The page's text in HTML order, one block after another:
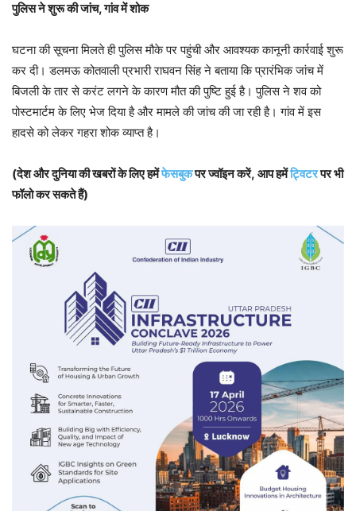
पुलिस ने शुरू की जांच, गांव में शोक
घटना की सूचना मिलते ही पुलिस मौके पर पहुंची और आवश्यक कानूनी कार्रवाई शुरू
कर दी। डलमऊ कोतवाली प्रभारी राघवन सिंह ने बताया कि प्रारंभिक जांच में
बिजली के तार से करंट लगने के कारण मौत की पुष्टि हुई है। पुलिस ने शव को
पोस्टमार्टम के लिए भेज दिया है और मामले की जांच की जा रही है। गांव में इस
हादसे को लेकर गहरा शोक व्याप्त है।
(देश और दुनिया की खबरों के लिए हमेंफेसबुकपर ज्वॉइन करें, आप हमेंट्विटरपर भी
फॉलो कर सकते हैं)